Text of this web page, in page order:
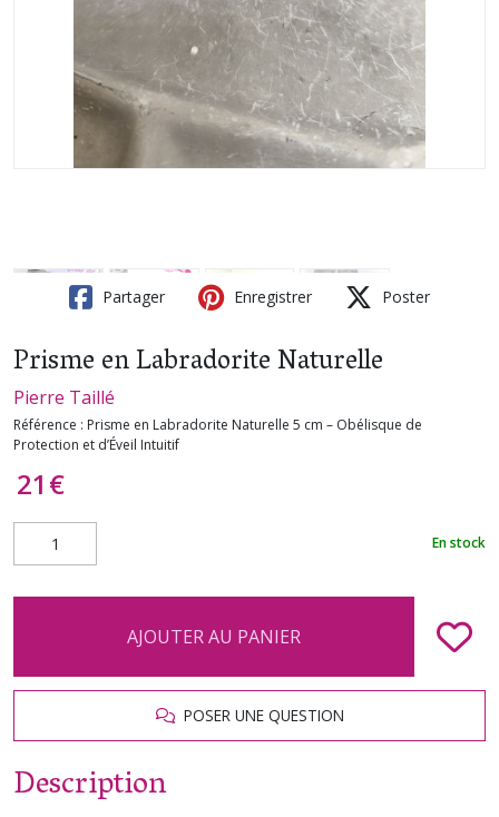
Partager Enregistrer Poster
Prisme en Labradorite Naturelle
Pierre Taillé
Référence : Prisme en Labradorite Naturelle 5 cm – Obélisque de
Protection et d’Éveil Intuitif
21 €
En stock
AJOUTER AU PANIER
POSER UNE QUESTION
Description